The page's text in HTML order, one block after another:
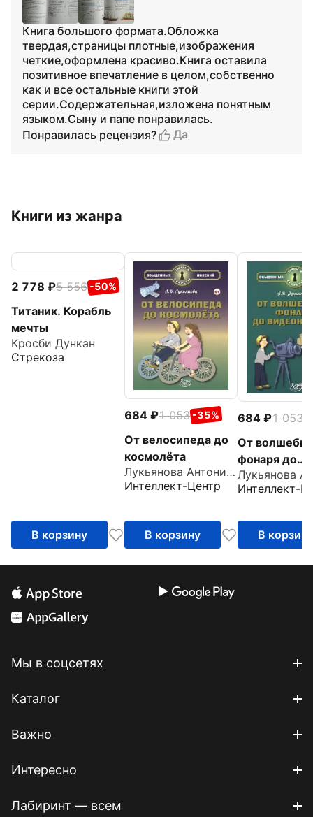
Книга большого формата.Обложка
твердая,страницы плотные,изображения
четкие,оформлена красиво.Книга оставила
позитивное впечатление в целом,собственно
как и все остальные книги этой
серии.Содержательная,изложена понятным
языком.Сыну и папе понравилась.
Понравилась рецензия?
Да
Книги из жанра
2 778 5 556 -50%
Титаник. Корабль
мечты
Кросби Дункан
Стрекоза
В корзину
684 1 053 -35%
От велосипеда до
космолёта
Лукьянова Антонина Владимировна
Интеллект-Центр
В корзину
684 1 053
От
фонаря до
Интеллект-
В корзину
Мы в соцсетях
Каталог
Важно
Интересно
Лабиринт — всем